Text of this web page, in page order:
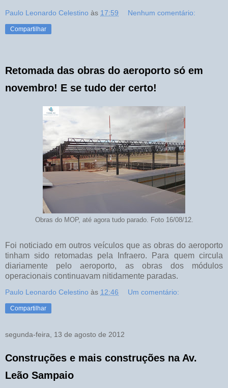
Paulo Leonardo Celestino às 17:59 Nenhum comentário:
Compartilhar
Retomada das obras do aeroporto só em
novembro! E se tudo der certo!
Obras do MOP, até agora tudo parado. Foto 16/08/12.
Foi noticiado em outros veículos que as obras do aeroporto
tinham sido retomadas pela Infraero. Para quem circula
diariamente pelo aeroporto, as obras dos módulos
operacionais continuavam nitidamente paradas.
Paulo Leonardo Celestino às 12:46 Um comentário:
Compartilhar
segunda-feira, 13 de agosto de 2012
Construções e mais construções na Av.
Leão Sampaio